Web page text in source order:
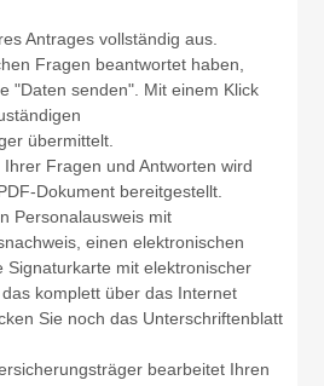
Antrages vollständig aus.
Fragen beantwortet haben,
"Daten senden". Mit einem Klick
übermittelt.
Fragen und Antworten wird
Dokument bereitgestellt.
Personalausweis mit
einen elektronischen
Signaturkarte mit elektronischer
komplett über das Internet
Sie noch das Unterschriftenblatt
bearbeitet Ihren